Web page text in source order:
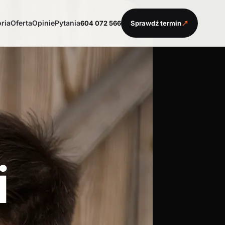
OfertaOpiniePytania604 072 566 Sprawdź termin↗